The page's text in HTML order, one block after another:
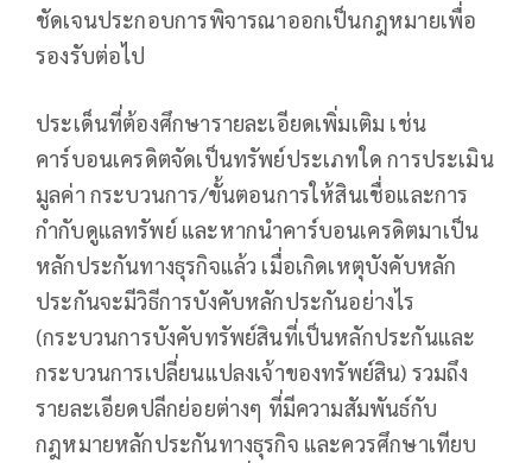
ชัดเจนประกอบการพิจารณาออกเป็นกฎหมายเพื่อ
รองรับต่อไป
ประเด็นที่ต้องศึกษารายละเอียดเพิ่มเติม เช่น
คาร์บอนเครดิตจัดเป็นทรัพย์ประเภทใด การประเมิน
มูลค่า กระบวนการ/ขั้นตอนการให้สินเชื่อและการ
กำกับดูแลทรัพย์ และหากนำคาร์บอนเครดิตมาเป็น
หลักประกันทางธุรกิจแล้ว เมื่อเกิดเหตุบังคับหลัก
ประกันจะมีวิธีการบังคับหลักประกันอย่างไร
(กระบวนการบังคับทรัพย์สินที่เป็นหลักประกันและ
กระบวนการเปลี่ยนแปลงเจ้าของทรัพย์สิน) รวมถึง
รายละเอียดปลีกย่อยต่างๆ ที่มีความสัมพันธ์กับ
กฎหมายหลักประกันทางธุรกิจ และควรศึกษาเทียบ